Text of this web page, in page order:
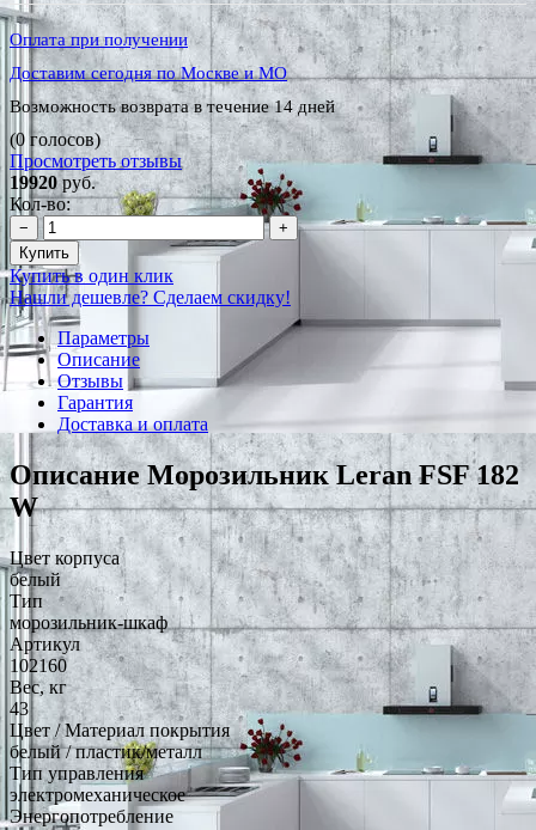
Оплата при получении
Доставим сегодня по Москве и МО
Возможность возврата в течение 14 дней
(0 голосов)
Просмотреть отзывы
19920руб.
Кол-во:
−
+
Купить
Купить в один клик
Нашли дешевле? Сделаем скидку!
Параметры
Описание
Отзывы
Гарантия
Доставка и оплата
Описание Морозильник Leran FSF 182
W
Цвет корпуса
белый
Тип
морозильник-шкаф
Артикул
102160
Вес, кг
43
Цвет / Материал покрытия
белый / пластик/металл
Тип управления
электромеханическое
Энергопотребление